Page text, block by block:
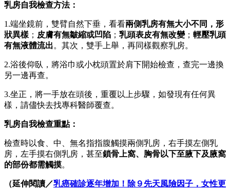
乳房自我檢查方法：
1.端坐鏡前，雙臂自然下垂，看看兩側乳房有無大小不同，形
狀異樣； 皮膚有無皺縮或凹陷 ； 乳頭表皮有無改變； 輕壓乳頭
有無液體流出。其次，雙手上舉，再同樣觀察乳房。
2.浴後仰臥，將浴巾或小枕頭置於肩下開始檢查，查完一邊換
另一邊再查。
3.坐正，將一手放在頭後，重覆以上步驟，如發現有任何異
樣，請儘快去找專科醫師覆查。
乳房自我檢查重點：
檢查時以食、中、無名指指腹觸摸兩側乳房，右手摸左側乳
房，左手摸右側乳房，甚至鎖骨上窩、胸骨以下至腋下及腋窩
的部份都需觸摸。
（延伸閱讀／乳癌確診逐年增加！除９先天風險因子，女性更